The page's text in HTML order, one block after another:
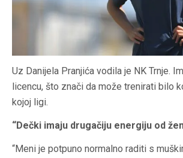
Uz Danijela Pranjića vodila je NK Trnje.
licencu, što znači da može trenirati bilo
kojoj ligi.
“Dečki imaju drugačiju energiju od
“Meni je potpuno normalno raditi s